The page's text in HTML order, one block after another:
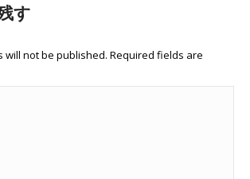
す
will not be published. Required fields are